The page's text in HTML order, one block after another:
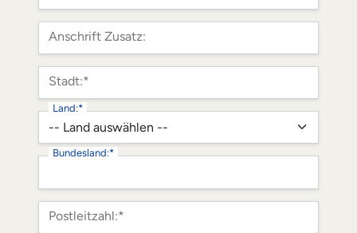
Anschrift Zusatz:
Stadt:*
Land:*
Bundesland:*
Postleitzahl:*